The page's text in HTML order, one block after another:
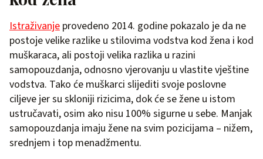
Istraživanje provedeno 2014. godine pokazalo je da ne
postoje velike razlike u stilovima vodstva kod žena i kod
muškaraca, ali postoji velika razlika u razini
samopouzdanja, odnosno vjerovanju u vlastite vještine
vodstva. Tako će muškarci slijediti svoje poslovne
ciljeve jer su skloniji rizicima, dok će se žene u istom
ustručavati, osim ako nisu 100% sigurne u sebe. Manjak
samopouzdanja imaju žene na svim pozicijama – nižem,
srednjem i top menadžmentu.